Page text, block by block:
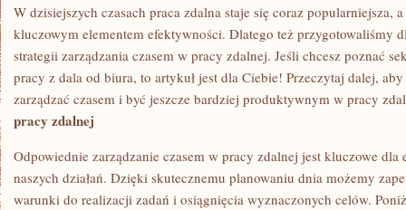
STRATEGII
CZASEM
W
PRACY
ZDALNEJ
W dzisiejszych czasach praca zdalna staje się coraz popularniejsza,
kluczowym elementem efektywności. Dlatego też przygotowaliśmy⁢
strategii zarządzania ​czasem w pracy zdalnej. ⁣Jeśli chcesz poznać
pracy z dala od biura, to artykuł jest dla Ciebie! Przeczytaj dalej,
zarządzać czasem i być jeszcze bardziej produktywnym w pracy
pracy zdalnej
Odpowiednie zarządzanie czasem w pracy zdalnej jest kluczowe
naszych działań. Dzięki skutecznemu ⁤planowaniu dnia możemy
warunki do realizacji zadań i osiągnięcia wyznaczonych celów.